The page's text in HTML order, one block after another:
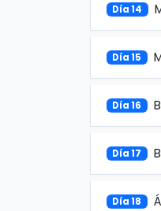
Día 14
Día 15
Día 16
Día 17
Día 18